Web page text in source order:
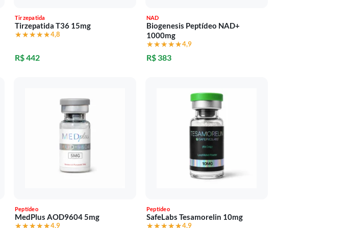
Tirzepatida
Tirzepatida T36 15mg
★★★★★
★★★★★4,8
R$ 442
NAD
Biogenesis Peptídeo NAD+
1000mg
★★★★★
★★★★★4,9
R$ 383
Peptídeo
MedPlus AOD9604 5mg
★★★★★
★★★★★4,9
Peptídeo
SafeLabs Tesamorelin 10mg
★★★★★
★★★★★4,9